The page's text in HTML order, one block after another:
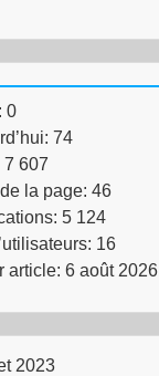
0
74
7 607
la page: 46
5 124
16
article: 6 août 2026
2023